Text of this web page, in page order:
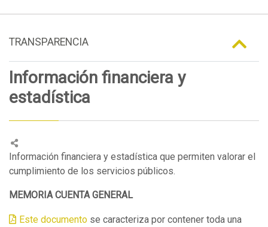
TRANSPARENCIA
Información financiera y
estadística
Información financiera y estadística que permiten valorar el
cumplimiento de los servicios públicos.
MEMORIA CUENTA GENERAL
Este documento se caracteriza por contener toda una